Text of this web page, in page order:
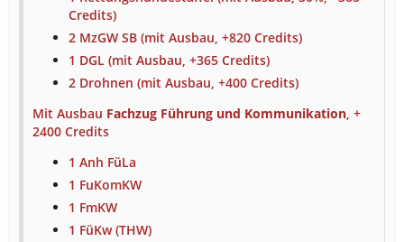
Es gibt 50 bis 100 Verletzte mit einer
Transportwahrscheinlichkeit von 50% in die Allgemeine
Innere, Allgemeine Chirurgie, Unfallchirurgie, 50 % NEF
Wahrscheinlichkeit und 20 % RTH Wahrscheinlichkeit
Der Verdienst beträgt durchschnittlich 15678 Credits.
Credits)
2 MzGW SB (mit Ausbau, +820 Credits)
1 DGL (mit Ausbau, +365 Credits)
2 Drohnen (mit Ausbau, +400 Credits)
Mit Ausbau Fachzug Führung und Kommunikation, +
2400 Credits
1 Anh FüLa
1 FuKomKW
1 FmKW
1 FüKw (THW)